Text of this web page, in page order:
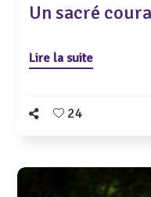
Un sacré
Lire la suite
24